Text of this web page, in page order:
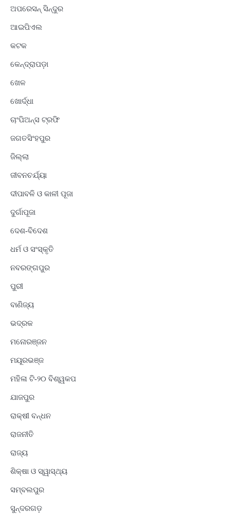
ଅପରେସନ୍ ସିନ୍ଦୁର
ଆଇପିଏଲ
କଟକ
କେନ୍ଦ୍ରାପଡ଼ା
ଖେଳ
ଖୋର୍ଦ୍ଧା
ଚାଂପିଅନ୍ସ ଟ୍ରଫି
ଜଗତସିଂହପୁର
ଜିଲ୍ଲା
ଜୀବନଚର୍ଯ୍ୟା
ଦୀପାବଳି ଓ କାଳୀ ପୂଜା
ଦୁର୍ଗାପୂଜା
ଦେଶ-ବିଦେଶ
ଧର୍ମ ଓ ସଂସ୍କୃତି
ନବରଙ୍ଗପୁର
ପୁରୀ
ବାଣିଜ୍ୟ
ଭଦ୍ରକ
ମନୋରଞ୍ଜନ
ମୟୂରଭଞ୍ଜ
ମହିଳା ଟି-୨୦ ବିଶ୍ୱକପ
ଯାଜପୁର
ରାକ୍ଷୀ ବନ୍ଧନ
ରାଜନୀତି
ରାଜ୍ୟ
ଶିକ୍ଷା ଓ ସ୍ୱାସ୍ଥ୍ୟ
ସମ୍ବଲପୁର
ସୁନ୍ଦରଗଡ଼